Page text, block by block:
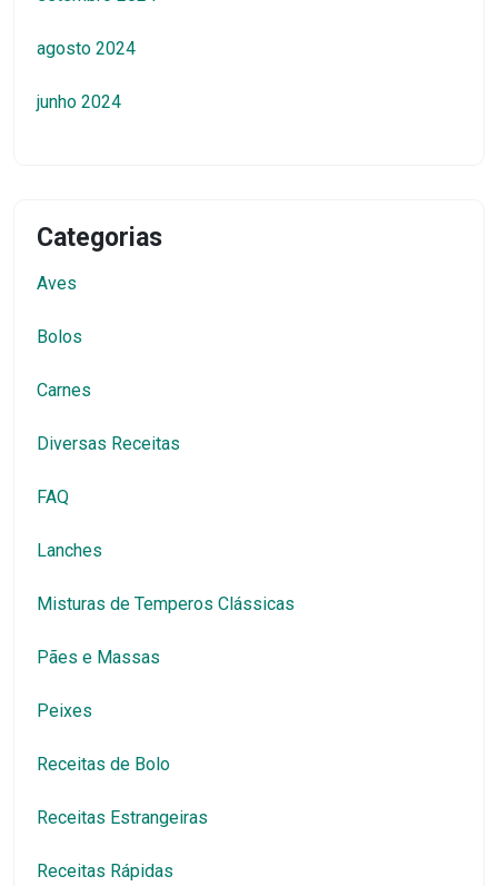
agosto 2024
junho 2024
Categorias
Aves
Bolos
Carnes
Diversas Receitas
FAQ
Lanches
Misturas de Temperos Clássicas
Pães e Massas
Peixes
Receitas de Bolo
Receitas Estrangeiras
Receitas Rápidas